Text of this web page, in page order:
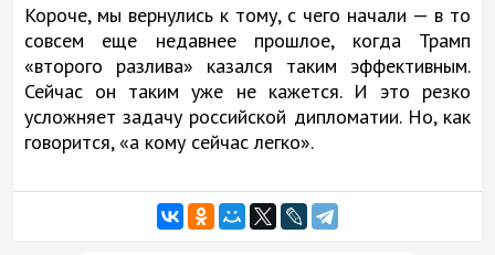
Короче, мы вернулись к тому, с чего начали — в то
совсем еще недавнее прошлое, когда Трамп
«второго разлива» казался таким эффективным.
Сейчас он таким уже не кажется. И это резко
усложняет задачу российской дипломатии. Но, как
говорится, «а кому сейчас легко».